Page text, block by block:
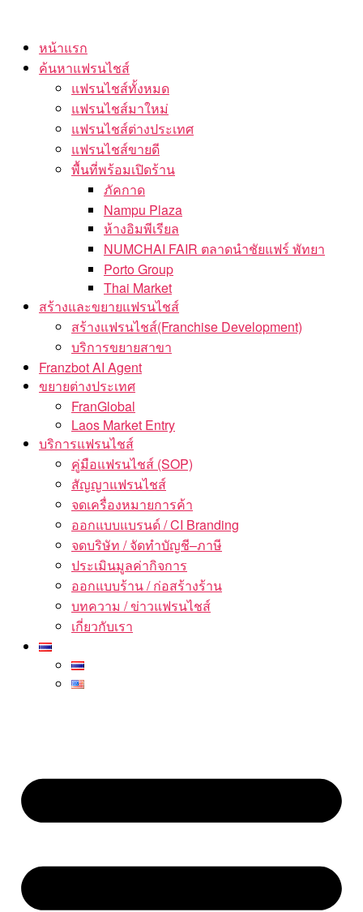
content
หน้าแรก
ค้นหาแฟรนไชส์
แฟรนไชส์ทั้งหมด
แฟรนไชส์มาใหม่
แฟรนไชส์ต่างประเทศ
แฟรนไชส์ขายดี
พื้นที่พร้อมเปิดร้าน
ภัคกาด
Nampu Plaza
ห้างอิมพีเรียล
NUMCHAI FAIR ตลาดนำชัยแฟร์ พัทยา
Porto Group
Thai Market
สร้างและขยายแฟรนไชส์
สร้างแฟรนไชส์(Franchise Development)
บริการขยายสาขา
Franzbot AI Agent
ขยายต่างประเทศ
FranGlobal
Laos Market Entry
บริการแฟรนไชส์
คู่มือแฟรนไชส์ (SOP)
สัญญาแฟรนไชส์
จดเครื่องหมายการค้า
ออกแบบแบรนด์ / CI Branding
จดบริษัท / จัดทำบัญชี–ภาษี
ประเมินมูลค่ากิจการ
ออกแบบร้าน / ก่อสร้างร้าน
บทความ / ข่าวแฟรนไชส์
เกี่ยวกับเรา